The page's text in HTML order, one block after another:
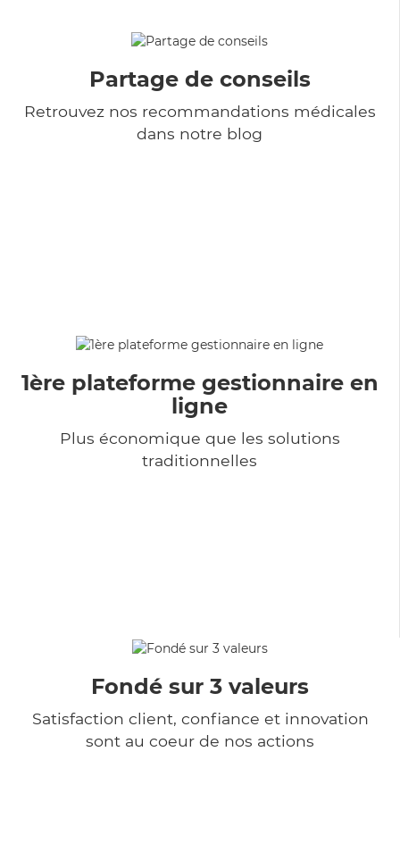
Partage de conseils
Retrouvez nos recommandations médicales
dans notre blog
1ère plateforme gestionnaire en
ligne
Plus économique que les solutions
traditionnelles
Fondé sur 3 valeurs
Satisfaction client, confiance et innovation
sont au coeur de nos actions